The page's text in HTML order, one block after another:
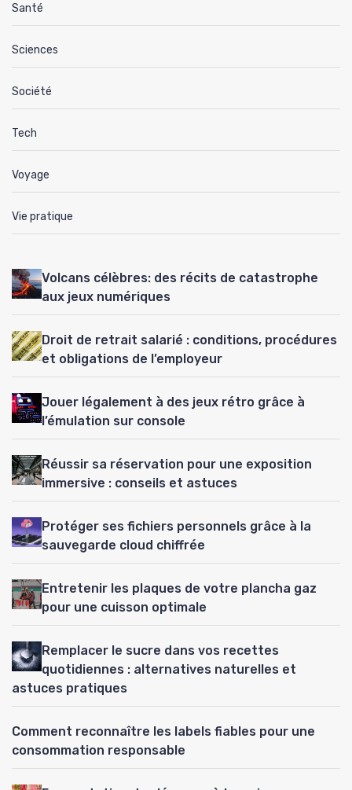
Santé
Sciences
Société
Tech
Voyage
Vie pratique
Volcans célèbres: des récits de catastrophe
aux jeux numériques
Droit de retrait salarié : conditions, procédures
et obligations de l’employeur
Jouer légalement à des jeux rétro grâce à
l’émulation sur console
Réussir sa réservation pour une exposition
immersive : conseils et astuces
Protéger ses fichiers personnels grâce à la
sauvegarde cloud chiffrée
Entretenir les plaques de votre plancha gaz
pour une cuisson optimale
Remplacer le sucre dans vos recettes
quotidiennes : alternatives naturelles et
astuces pratiques
Comment reconnaître les labels fiables pour une
consommation responsable